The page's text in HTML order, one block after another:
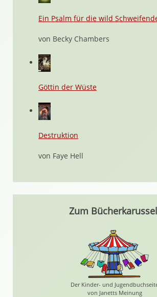
Ein Psalm für die wild
von Becky Chambers
Göttin der Wüste
Destruktion
von Faye Hell
Zum
Der Kinder- und
von Janetts Meinung